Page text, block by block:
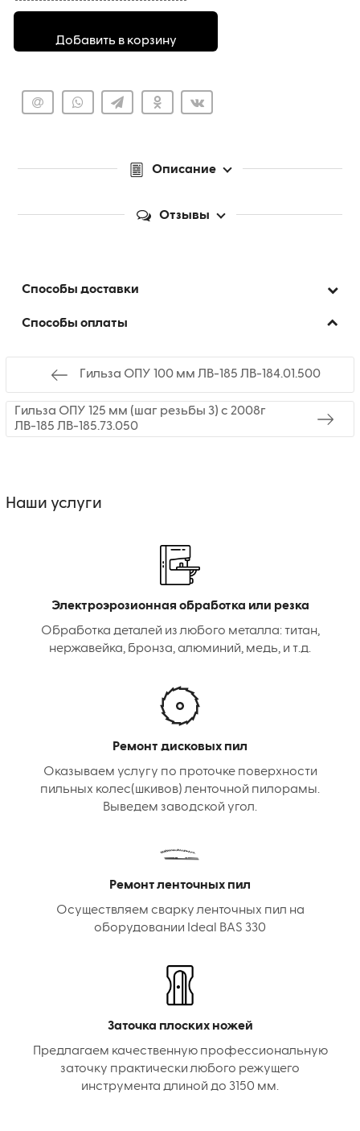
Добавить в корзину
Описание
Отзывы
Способы доставки
Способы оплаты
Гильза ОПУ 100 мм ЛВ-185 ЛВ-184.01.500
Гильза ОПУ 125 мм (шаг резьбы 3) с 2008г
ЛВ-185 ЛВ-185.73.050
Наши услуги
Электроэрозионная обработка или резка
Обработка деталей из любого металла: титан,
нержавейка, бронза, алюминий, медь, и т.д.
Ремонт дисковых пил
Оказываем услугу по проточке поверхности
пильных колес(шкивов) ленточной пилорамы.
Выведем заводской угол.
Ремонт ленточных пил
Осуществляем сварку ленточных пил на
оборудовании Ideal BAS 330
Заточка плоских ножей
Предлагаем качественную профессиональную
заточку практически любого режущего
инструмента длиной до 3150 мм.